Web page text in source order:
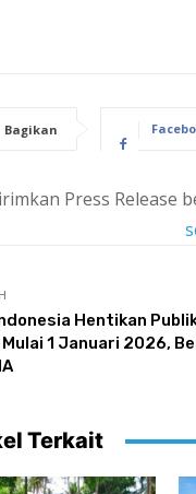
Bagikan
Press Release
Hentikan
Mulai 1 Januari 2026,
Terkait